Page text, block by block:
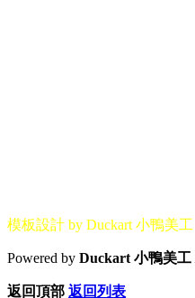
模板設計 by Duckart 小鴨美工
Powered by Duckart 小鴨美工
返回頂部 返回列表